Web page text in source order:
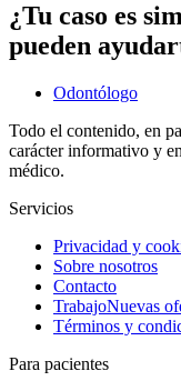
¿Tu caso es
pueden
Odontólogo
Todo el contenido, en
carácter informativo y
médico.
Servicios
Privacidad y
Sobre nosotros
Contacto
TrabajoNuevas
Términos y
Para pacientes